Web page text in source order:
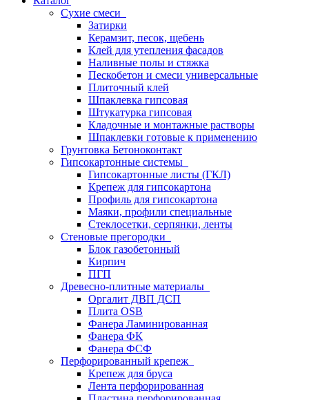
Сухие смеси
Затирки
Керамзит, песок, щебень
Клей для утепления фасадов
Наливные полы и стяжка
Пескобетон и смеси универсальные
Плиточный клей
Шпаклевка гипсовая
Штукатурка гипсовая
Кладочные и монтажные растворы
Шпаклевки готовые к применению
Грунтовка Бетоноконтакт
Гипсокартонные системы
Гипсокартонные листы (ГКЛ)
Крепеж для гипсокартона
Профиль для гипсокартона
Маяки, профили специальные
Стеклосетки, серпянки, ленты
Стеновые прегородки
Блок газобетонный
Кирпич
ПГП
Древесно-плитные материалы
Оргалит ДВП ДСП
Плита OSB
Фанера Ламинированная
Фанера ФК
Фанера ФСФ
Перфорированный крепеж
Крепеж для бруса
Лента перфорированная